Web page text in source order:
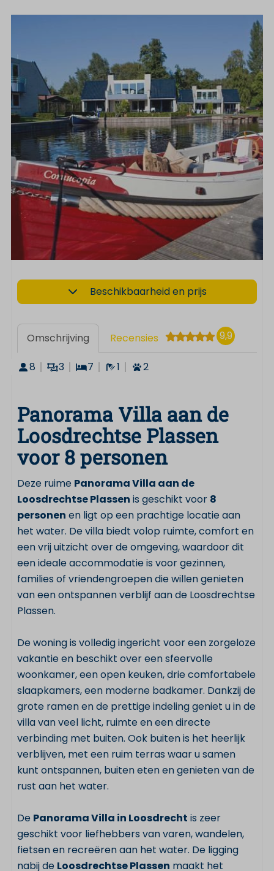
Beschikbaarheid en prijs
Omschrijving Recensies 9,9
8 3 7 1 2
Panorama Villa aan de
Loosdrechtse Plassen
voor 8 personen
Deze ruime Panorama Villa aan de
Loosdrechtse Plassen is geschikt voor 8
personen en ligt op een prachtige locatie aan
het water. De villa biedt volop ruimte, comfort en
een vrij uitzicht over de omgeving, waardoor dit
een ideale accommodatie is voor gezinnen,
families of vriendengroepen die willen genieten
van een ontspannen verblijf aan de Loosdrechtse
Plassen.
De woning is volledig ingericht voor een zorgeloze
vakantie en beschikt over een sfeervolle
woonkamer, een open keuken, drie comfortabele
slaapkamers, een moderne badkamer. Dankzij de
grote ramen en de prettige indeling geniet u in de
villa van veel licht, ruimte en een directe
verbinding met buiten. Ook buiten is het heerlijk
verblijven, met een ruim terras waar u samen
kunt ontspannen, buiten eten en genieten van de
rust aan het water.
De Panorama Villa in Loosdrecht is zeer
geschikt voor liefhebbers van varen, wandelen,
fietsen en recreëren aan het water. De ligging
nabij de Loosdrechtse Plassen maakt het